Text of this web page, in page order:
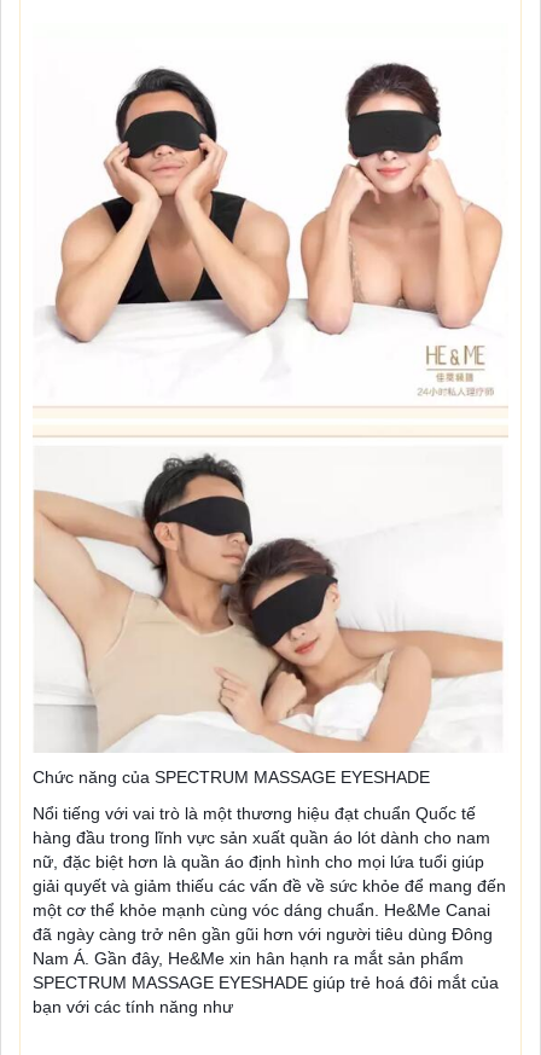
Chức năng của SPECTRUM MASSAGE EYESHADE
Nổi tiếng với vai trò là một thương hiệu đạt chuẩn Quốc tế
hàng đầu trong lĩnh vực sản xuất quần áo lót dành cho nam
nữ, đặc biệt hơn là quần áo định hình cho mọi lứa tuổi giúp
giải quyết và giảm thiếu các vấn đề về sức khỏe để mang đến
một cơ thể khỏe mạnh cùng vóc dáng chuẩn. He&Me Canai
đã ngày càng trở nên gần gũi hơn với người tiêu dùng Đông
Nam Á. Gần đây, He&Me xin hân hạnh ra mắt sản phẩm
SPECTRUM MASSAGE EYESHADE giúp trẻ hoá đôi mắt của
bạn với các tính năng như